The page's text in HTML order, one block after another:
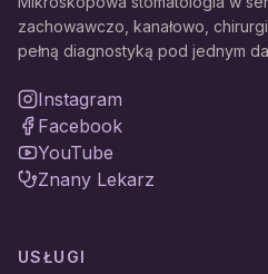
zachowawczo, kanałowo,
pełną diagnostyką pod jednym
Instagram
Facebook
YouTube
Znany Lekarz
USŁUGI